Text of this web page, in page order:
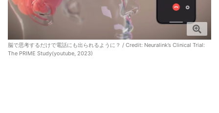
脳で思考するだけで電話にも出られるように？ / Credit: Neuralink’s Clinical Trial:
The PRIME Study(youtube, 2023)